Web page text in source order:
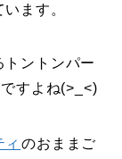
ます。
トントンパー
すよね(>_<)
のおままご